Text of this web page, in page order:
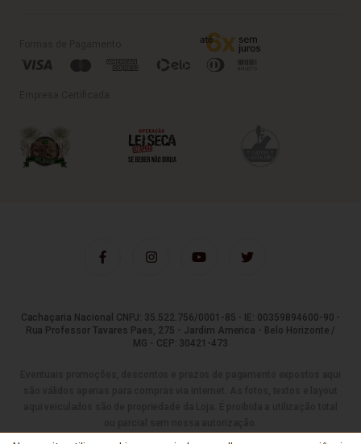
Cachaçaria Nacional CNPJ: 35.522.756/0001-85 - IE: 00359894600-90 -
Rua Professor Tavares Paes, 275 - Jardim America - Belo Horizonte /
MG - CEP: 30421-473